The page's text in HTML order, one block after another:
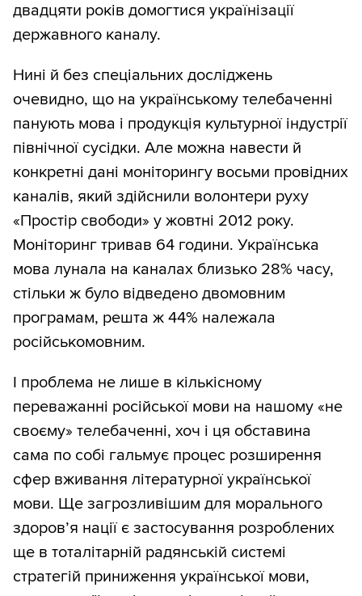
двадцяти років домогтися українізації
державного каналу.
Нині й без спеціальних досліджень
очевидно, що на українському телебаченні
панують мова і продукція культурної індустрії
північної сусідки. Але можна навести й
конкретні дані моніторингу восьми провідних
каналів, який здійснили волонтери руху
«Простір свободи» у жовтні 2012 року.
Моніторинг тривав 64 години. Українська
мова лунала на каналах близько 28% часу,
стільки ж було відведено двомовним
програмам, решта ж 44% належала
російськомовним.
І проблема не лише в кількісному
переважанні російської мови на нашому «не
своєму» телебаченні, хоч і ця обставина
сама по собі гальмує процес розширення
сфер вживання літературної української
мови. Ще загрозливішим для морального
здоров’я нації є застосування розроблених
ще в тоталітарній радянській системі
стратегій приниження української мови,